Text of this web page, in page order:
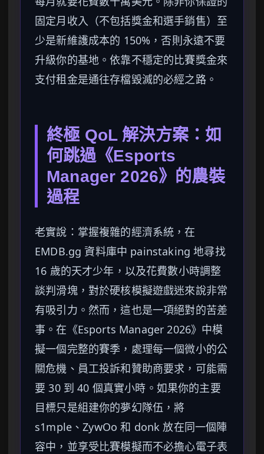
固定月收入（不包括獎金和選手銷售）至
少是新維護成本的 150%，否則永遠不要
升級你的基地。依靠不穩定的比賽獎金來
支付租金是通往存檔毀滅的必經之路。
終極 QoL 解決方案：如
何跳過《Esports
Manager 2026》的農裝
過程
老實說：掌握複雜的經濟系統，在
EMDB.gg 資料庫中 painstaking 地尋找
16 歲的天才少年，以及花費數小時調整
談判滑塊，對於硬核模擬遊戲迷來說非常
有吸引力。然而，這也是一項絕對的苦差
事。在《Esports Manager 2026》中模
擬一個完整的賽季，處理每一個微小的公
關危機、員工投訴和贊助商要求，可能需
要 30 到 40 個真實小時。如果你的主要
目標只是組建你的夢幻隊伍，將
s1mple、ZywOo 和 donk 放在同一個陣
容中，並享受比賽模擬而不必擔心電子表